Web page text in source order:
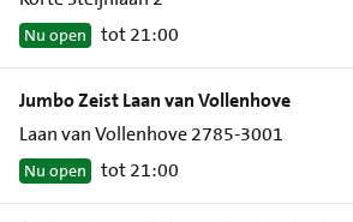
Nu open tot 21:00
Jumbo Zeist Laan van Vollenhove
Laan van Vollenhove 2785-3001
Nu open tot 21:00